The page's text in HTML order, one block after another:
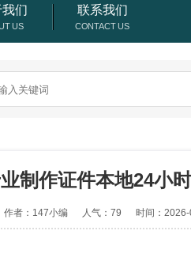
们 联系我们
制作证件本地24小
作者：147小编 人气：79 时间：